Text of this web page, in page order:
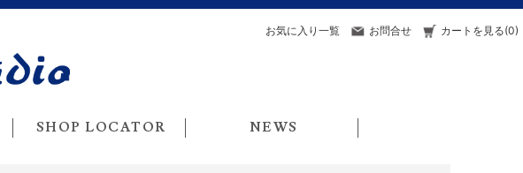
お気に入り一覧 お問合せ カートを見る(0)
SHOP LOCATOR NEWS